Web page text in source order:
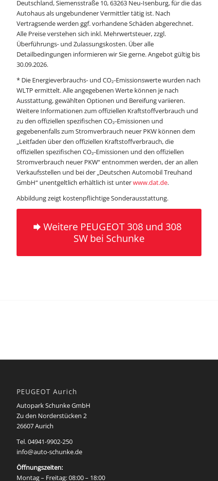
Deutschland, Siemensstraße 10, 63263 Neu-Isenburg, für die das
Autohaus als ungebundener Vermittler tätig ist. Nach
Vertragsende werden ggf. vorhandene Schäden abgerechnet.
Alle Preise verstehen sich inkl. Mehrwertsteuer, zzgl.
Überführungs- und Zulassungskosten. Über alle
Detailbedingungen informieren wir Sie gerne.​ Angebot gültig bis
30.09.2026.
* Die Energieverbrauchs- und CO₂-Emissionswerte wurden nach
WLTP ermittelt. Alle angegebenen Werte können je nach
Ausstattung, gewählten Optionen und Bereifung variieren.
Weitere Informationen zum offiziellen Kraftstoffverbrauch und
zu den offiziellen spezifischen CO₂-Emissionen und
gegebenenfalls zum Stromverbrauch neuer PKW können dem
„Leitfaden über den offiziellen Kraftstoffverbrauch, die
offiziellen spezifischen CO₂-Emissionen und den offiziellen
Stromverbrauch neuer PKW“ entnommen werden, der an allen
Verkaufsstellen und bei der „Deutschen Automobil Treuhand
GmbH“ unentgeltlich erhältlich ist unterwww.dat.de.
Abbildung zeigt kostenpflichtige Sonderausstattung.
Weitere PEUGEOT 308 und 308
SW bei Schunke
PEUGEOT Aurich
Autopark Schunke GmbH
Zu den Norderstücken 2
26607 Aurich
Tel.04941-9902-250
info@auto-schunke.de
Öffnungszeiten:
Montag – Freitag: 08:00 – 18:00